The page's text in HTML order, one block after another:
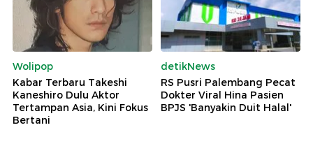
Wolipop
Kabar Terbaru Takeshi
Kaneshiro Dulu Aktor
Tertampan Asia, Kini Fokus
Bertani
detikNews
RS Pusri Palembang Pecat
Dokter Viral Hina Pasien
BPJS 'Banyakin Duit Halal'